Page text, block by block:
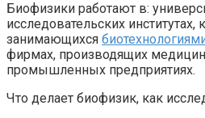
Биофизики работают в:
исследовательских институтах,
занимающихся
фирмах, производящих
промышленных предприятиях.
Что делает биофизик, как